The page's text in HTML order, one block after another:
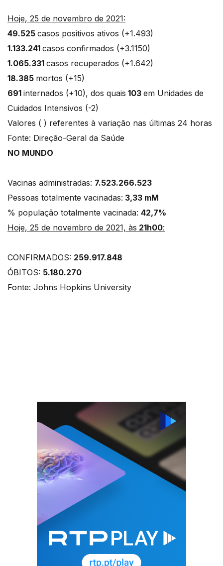
Hoje, 25 de novembro de 2021:
49.525 casos positivos ativos (+1.493)
1.133.241 casos confirmados (+3.1150)
1.065.331 casos recuperados (+1.642)
18.385 mortos (+15)
691 internados (+10), dos quais 103 em Unidades de
Cuidados Intensivos (-2)
Valores ( ) referentes à variação nas últimas 24 horas
Fonte: Direção-Geral da Saúde
NO MUNDO
Vacinas administradas: 7.523.266.523
Pessoas totalmente vacinadas: 3,33 mM
% população totalmente vacinada: 42,7%
Hoje, 25 de novembro de 2021, às 21h00:
CONFIRMADOS: 259.917.848
ÓBITOS: 5.180.270
Fonte: Johns Hopkins University